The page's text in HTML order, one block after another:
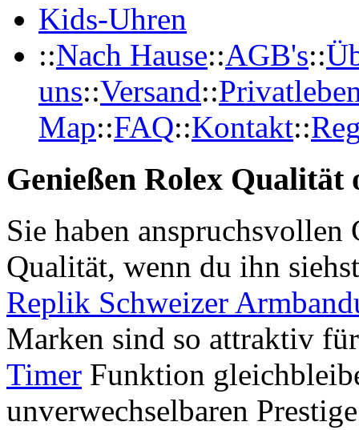
Kids-Uhren
::Nach Hause::AGB's::
uns::Versand::
Map::FAQ::Kontakt::
Genießen Rolex Qualität
Sie haben anspruchsvollen
Qualität, wenn du ihn
Replik Schweizer
Marken sind so attraktiv
Timer Funktion
unverwechselbaren